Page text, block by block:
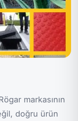
markasının
doğru ürün